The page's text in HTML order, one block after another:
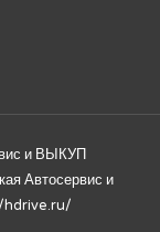
и ВЫКУП
Автосервис и